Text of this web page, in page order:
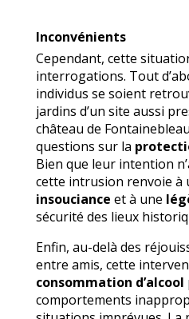
Inconvénients
Cependant, cette
interrogations. Tout
individus se soient
jardins d’un site aussi
château de
questions sur la
Bien que leur intention
cette intrusion renvoie à
insouciance et à une
sécurité des lieux
Enfin, au-delà des
entre amis, cette
consommation d’alcool
comportements